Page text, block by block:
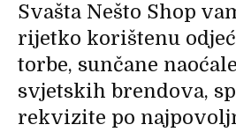
Svašta Nešto Shop
rijetko korištenu
torbe, sunčane
svjetskih brendova,
rekvizite po